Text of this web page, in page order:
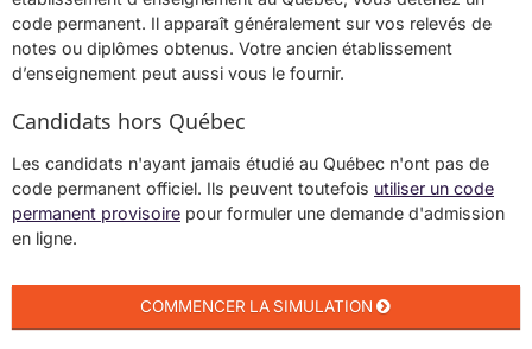
code permanent. Il apparaît généralement sur vos relevés de
notes ou diplômes obtenus. Votre ancien établissement
d’enseignement peut aussi vous le fournir.
Candidats hors Québec
Les candidats n'ayant jamais étudié au Québec n'ont pas de
code permanent officiel. Ils peuvent toutefois utiliser un code
permanent provisoire pour formuler une demande d'admission
en ligne.